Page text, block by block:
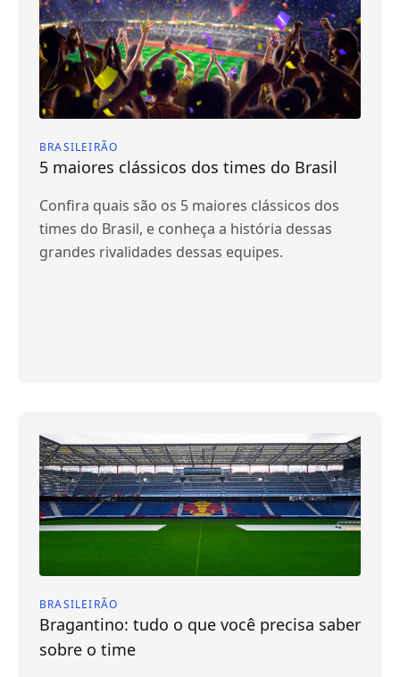
BRASILEIRÃO
5 maiores clássicos dos times do Brasil
Confira quais são os 5 maiores clássicos dos
times do Brasil, e conheça a história dessas
grandes rivalidades dessas equipes.
BRASILEIRÃO
Bragantino: tudo o que você precisa saber
sobre o time